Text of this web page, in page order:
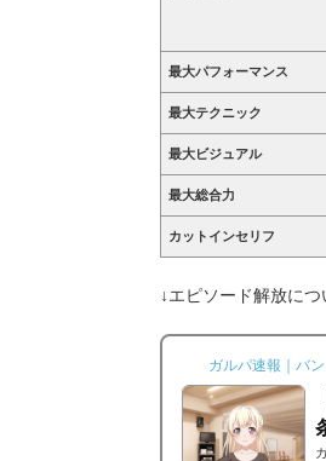
最大パフォーマンス
最大テクニック
最大ビジュアル
最大総合力
カットインセリフ
↓エピソード解放に
ガルパ速報｜バ